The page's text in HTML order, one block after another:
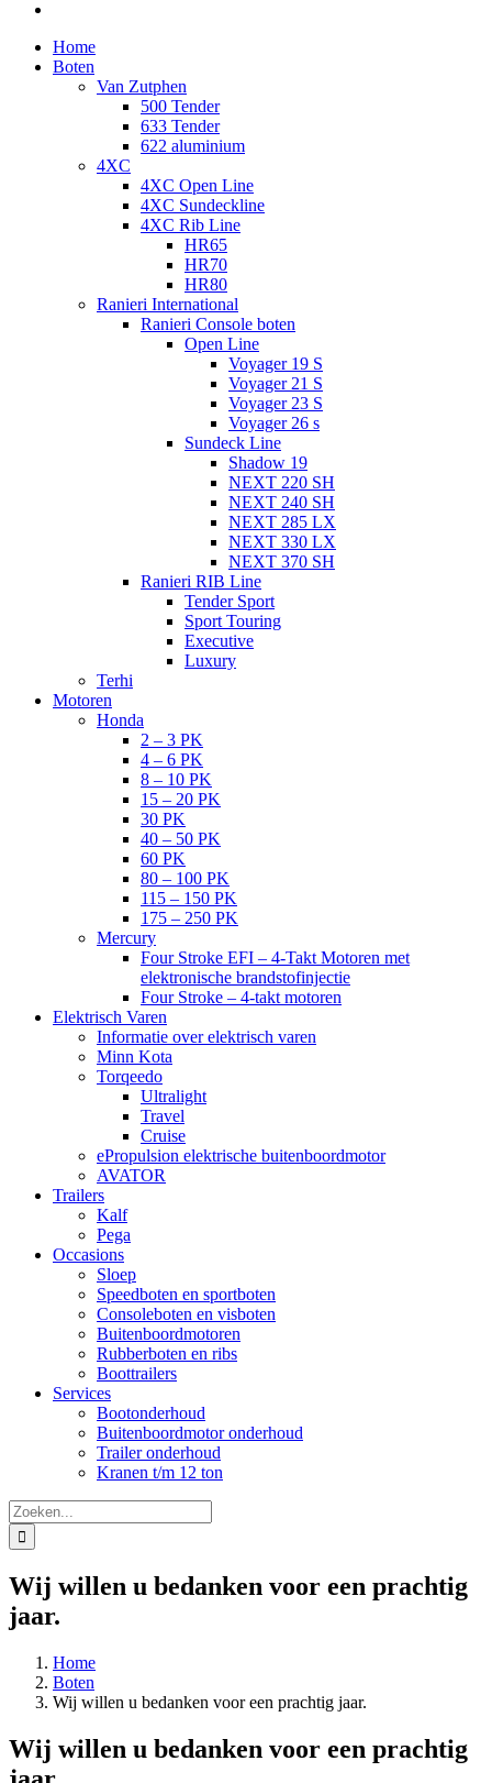
Home
Boten
Van Zutphen
500 Tender
633 Tender
622 aluminium
4XC
4XC Open Line
4XC Sundeckline
4XC Rib Line
HR65
HR70
HR80
Ranieri International
Ranieri Console boten
Open Line
Voyager 19 S
Voyager 21 S
Voyager 23 S
Voyager 26 s
Sundeck Line
Shadow 19
NEXT 220 SH
NEXT 240 SH
NEXT 285 LX
NEXT 330 LX
NEXT 370 SH
Ranieri RIB Line
Tender Sport
Sport Touring
Executive
Luxury
Terhi
Motoren
Honda
2 – 3 PK
4 – 6 PK
8 – 10 PK
15 – 20 PK
30 PK
40 – 50 PK
60 PK
80 – 100 PK
115 – 150 PK
175 – 250 PK
Mercury
Four Stroke EFI – 4-Takt Motoren met
elektronische brandstofinjectie
Four Stroke – 4-takt motoren
Elektrisch Varen
Informatie over elektrisch varen
Minn Kota
Torqeedo
Ultralight
Travel
Cruise
ePropulsion elektrische buitenboordmotor
AVATOR
Trailers
Kalf
Pega
Occasions
Sloep
Speedboten en sportboten
Consoleboten en visboten
Buitenboordmotoren
Rubberboten en ribs
Boottrailers
Services
Bootonderhoud
Buitenboordmotor onderhoud
Trailer onderhoud
Kranen t/m 12 ton
Zoeken
naar:
Wij willen u bedanken voor een prachtig
jaar.
Home
Boten
Wij willen u bedanken voor een prachtig jaar.
Wij willen u bedanken voor een prachtig